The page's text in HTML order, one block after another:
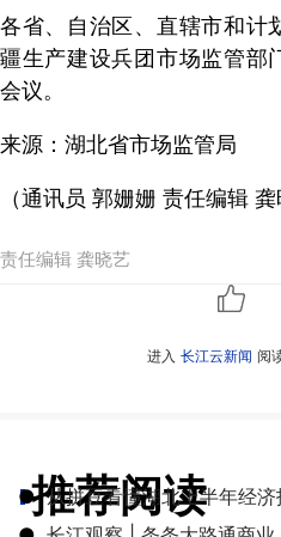
各省、自治区、直辖市和计
疆生产建设兵团市场监管部
会议。
来源：湖北省市场监管局
（通讯员 郭姗姗 责任编辑 龚
责任编辑 龚晓艺
进入 长江云新闻 阅
推荐阅读
● 从拼豆看懂湖北上半年经